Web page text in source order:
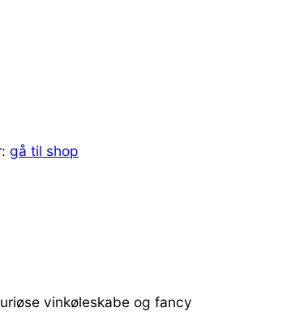
gå til shop
vinkøleskabe og fancy